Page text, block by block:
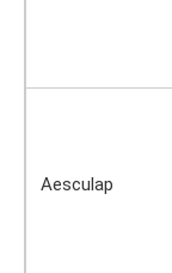
Aesculap